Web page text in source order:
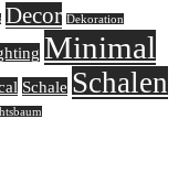
Decor Dekoration
Minimal
Schale Schalen